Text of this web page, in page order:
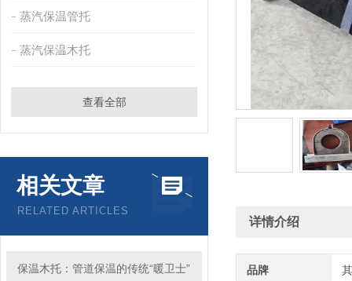
蒸汽保温管托
蒸汽保温木托
查看全部
相关文章
RELATED ARTICLES
保温木托：管道保温的传统“暖卫士”
详情介绍
品牌